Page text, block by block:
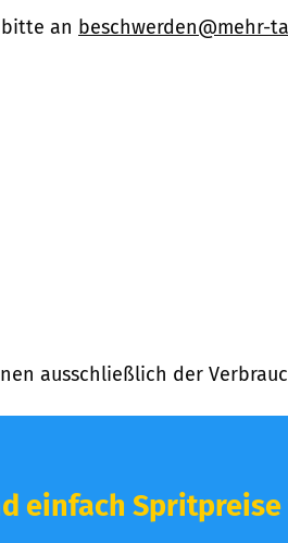
an beschwerden@mehr-
ausschließlich der
einfach